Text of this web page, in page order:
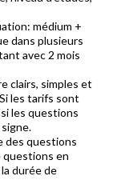
médium +
dans plusieurs
avec 2 mois
clairs, simples et
les tarifs sont
les questions
des questions
questions en
durée de